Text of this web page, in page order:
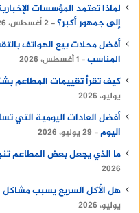
إلى جمهور أكبر؟ 2 أغسطس، 2026
أفضل محلات بيع الهواتف
المناسب 1 أغسطس، 2026
كيف تقرأ تقييمات المطاعم
يوليو، 2026
أفضل العادات اليومية
اليوم
29 يوليو، 2026
ما الذي يجعل بعض المطاعم
2026
هل الأكل السريع يسبب
يوليو، 2026